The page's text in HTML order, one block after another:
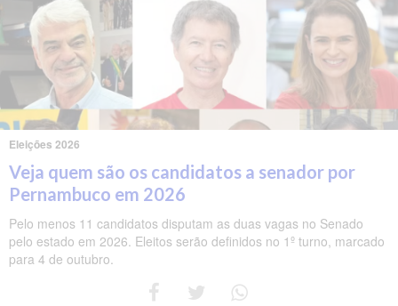
Eleições 2026
Veja quem são os candidatos a senador por
Pernambuco em 2026
Pelo menos 11 candidatos disputam as duas vagas no Senado
pelo estado em 2026. Eleitos serão definidos no 1º turno, marcado
para 4 de outubro.